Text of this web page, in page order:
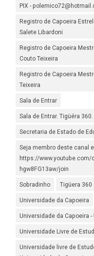
PIX -
Registro de Capoeira
Salete Libardoni
Registro de Capoeira
Couto Teixeira
Registro de Capoeira
Teixeira
Sala de Entrar
Sala de Entrar. Tigüéra
Secretaria de Estado de
Seja membro deste canal
https://www.youtube.com/
hgw8FG13aw/join
Sobradinho Tigüera 360
Universidade da Capoeira
Universidade da Capoeira -
Universidade Livre de
Universidade livre de